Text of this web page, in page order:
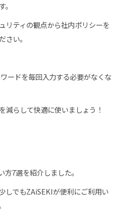
リティの観点から社内ポリシーを
さい。
ードを毎回入力する必要がなくな
減らして快適に使いましょう！
方7選を紹介しました。
しでもZAiSEKIが便利にご利用い